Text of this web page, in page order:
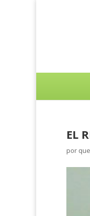
EL
por